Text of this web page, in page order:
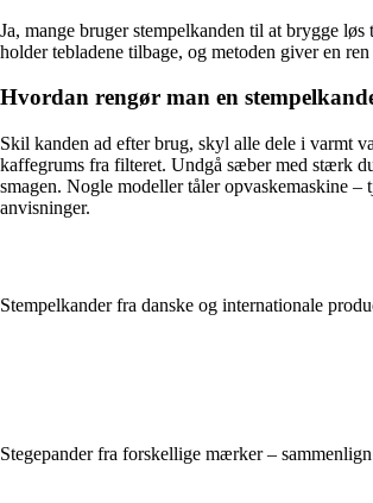
Ja, mange bruger stempelkanden til at brygge
holder tebladene tilbage, og metoden giver en
Hvordan rengør man en
Skil kanden ad efter brug, skyl alle dele i varmt
kaffegrums fra filteret. Undgå sæber med stærk
smagen. Nogle modeller tåler opvaskemaskine –
anvisninger.
Stempelkander fra danske og internationale
Stegepander fra forskellige mærker –